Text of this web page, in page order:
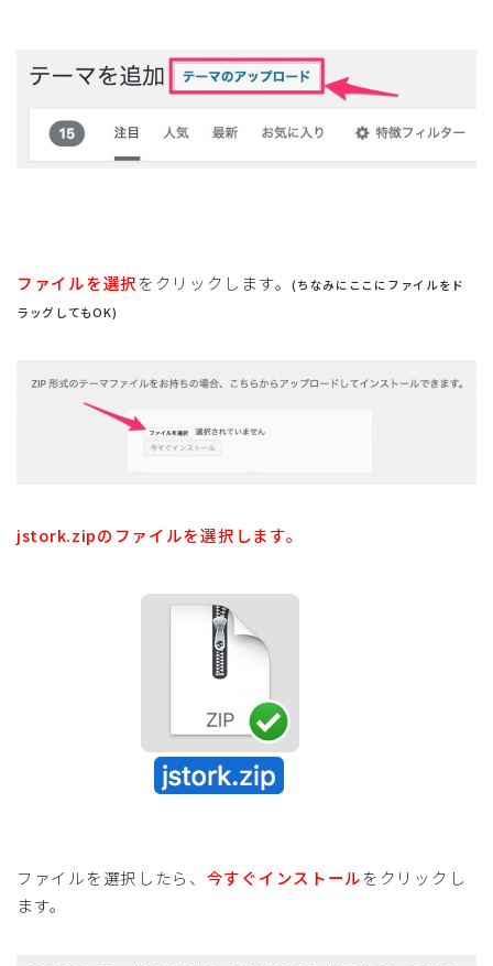
ファイルを選択をクリックします。(ちなみにここにファイルをド
ラッグしてもOK)
jstork.zipのファイルを選択します。
ファイルを選択したら、 今すぐインストールをクリックし
ます。